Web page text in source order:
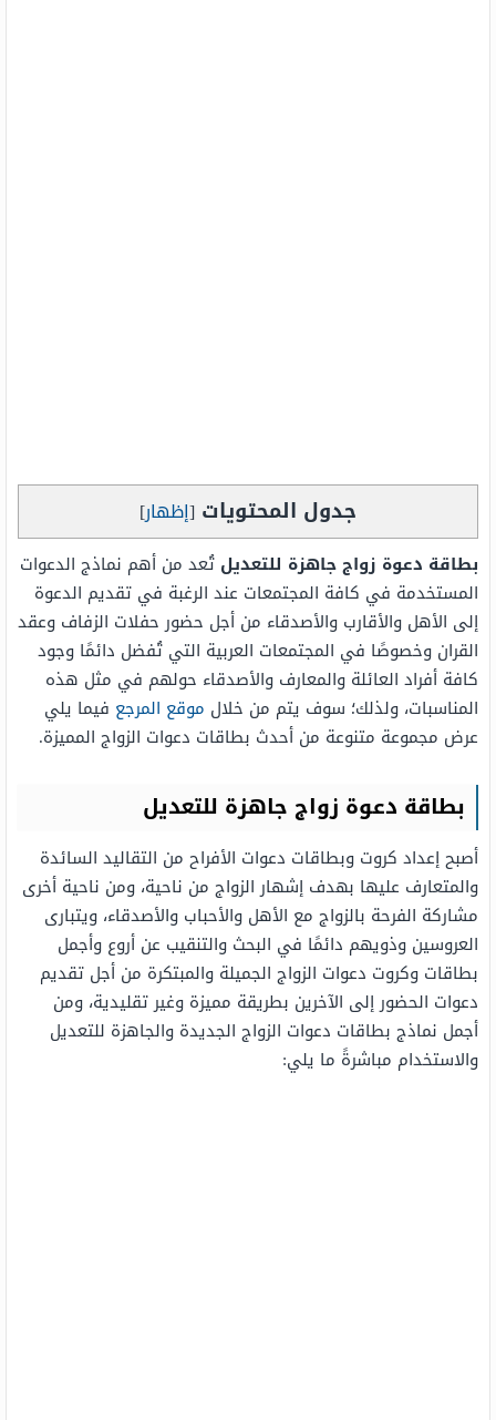
جدول المحتويات [إظهار]
بطاقة دعوة زواج جاهزة للتعديل تُعد من أهم نماذج الدعوات
المستخدمة في كافة المجتمعات عند الرغبة في تقديم الدعوة
إلى الأهل والأقارب والأصدقاء من أجل حضور حفلات الزفاف وعقد
القران وخصوصًا في المجتمعات العربية التي تُفضل دائمًا وجود
كافة أفراد العائلة والمعارف والأصدقاء حولهم في مثل هذه
المناسبات، ولذلك؛ سوف يتم من خلال موقع المرجع فيما يلي
عرض مجموعة متنوعة من أحدث بطاقات دعوات الزواج المميزة.
بطاقة دعوة زواج جاهزة للتعديل
أصبح إعداد كروت وبطاقات دعوات الأفراح من التقاليد السائدة
والمتعارف عليها بهدف إشهار الزواج من ناحية، ومن ناحية أخرى
مشاركة الفرحة بالزواج مع الأهل والأحباب والأصدقاء، ويتبارى
العروسين وذويهم دائمًا في البحث والتنقيب عن أروع وأجمل
بطاقات وكروت دعوات الزواج الجميلة والمبتكرة من أجل تقديم
دعوات الحضور إلى الآخرين بطريقة مميزة وغير تقليدية، ومن
أجمل نماذج بطاقات دعوات الزواج الجديدة والجاهزة للتعديل
والاستخدام مباشرةً ما يلي: